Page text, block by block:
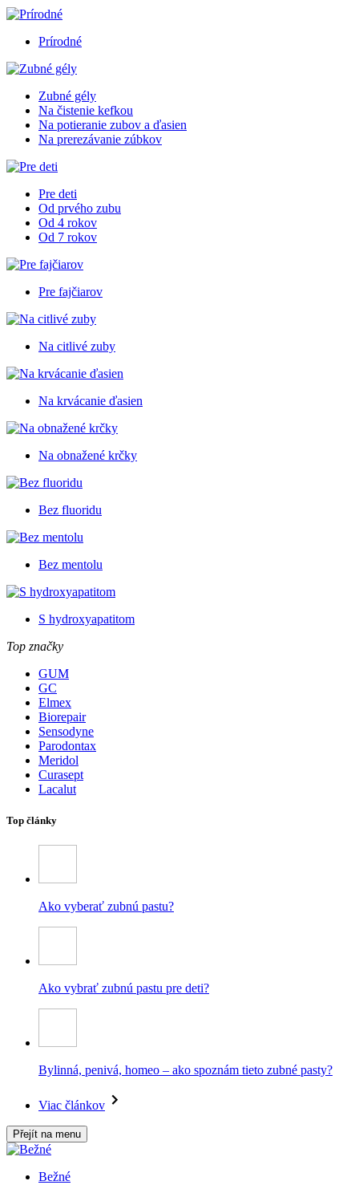
Prírodné
Zubné gély
Na čistenie kefkou
Na potieranie zubov a ďasien
Na prerezávanie zúbkov
Pre deti
Od prvého zubu
Od 4 rokov
Od 7 rokov
Pre fajčiarov
Na citlivé zuby
Na krvácanie ďasien
Na obnažené krčky
Bez fluoridu
Bez mentolu
S hydroxyapatitom
Top značky
GUM
GC
Elmex
Biorepair
Sensodyne
Parodontax
Meridol
Curasept
Lacalut
Top články
Ako vyberať zubnú pastu?
Ako vybrať zubnú pastu pre deti?
Bylinná, penivá, homeo – ako spoznám tieto zubné pasty?
Viac článkov
Přejít na menu
Bežné